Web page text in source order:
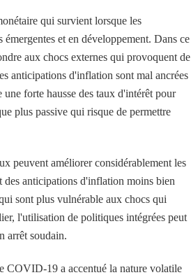
qui survient lorsque les
et en développement. Dans ce
aux chocs externes qui provoquent de
anticipations d'inflation sont mal ancrées
forte hausse des taux d'intérêt pour
plus passive qui risque de permettre
peuvent améliorer considérablement les
des anticipations d'inflation moins bien
sont plus vulnérable aux chocs qui
l'utilisation de politiques intégrées peut
arrêt soudain.
COVID-19 a accentué la nature volatile